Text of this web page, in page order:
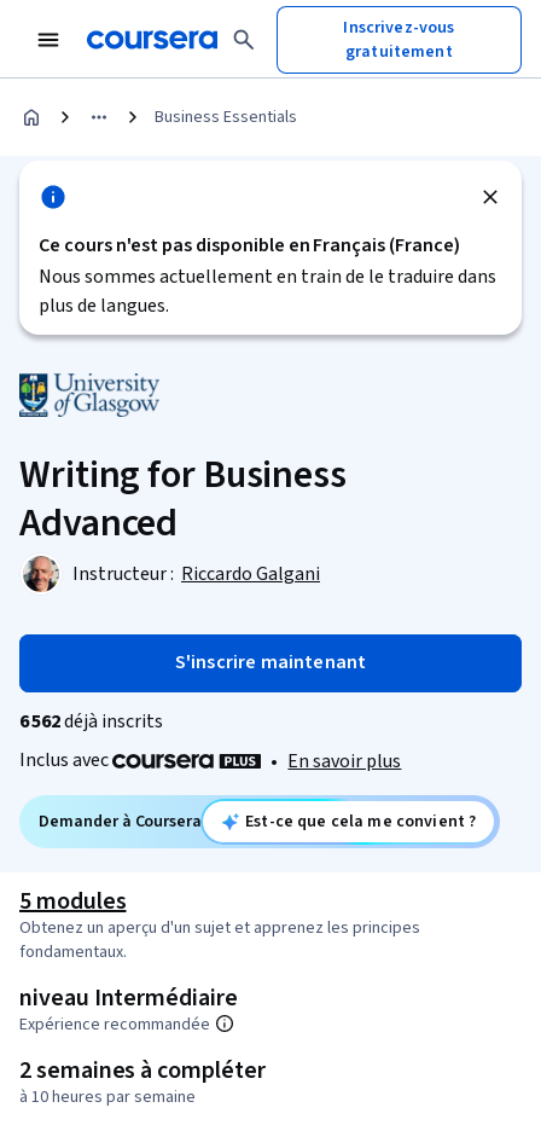
Inscrivez-vous
gratuitement
Business Essentials
Ce cours n'est pas disponible en Français (France)
Nous sommes actuellement en train de le traduire dans
plus de langues.
Writing for Business
Advanced
Instructeur : Riccardo Galgani
S'inscrire maintenant
6 562déjà inscrits
Inclus avec
• En savoir plus
Demander à Coursera Est-ce que cela me convient ?
5 modules
Obtenez un aperçu d'un sujet et apprenez les principes
fondamentaux.
niveau Intermédiaire
Expérience recommandée
2 semaines à compléter
à 10 heures par semaine